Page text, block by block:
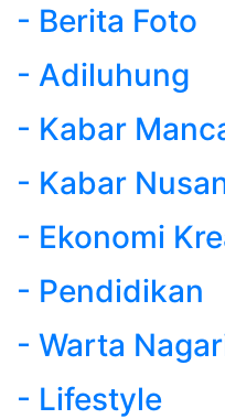
- Berita Foto
- Adiluhung
- Kabar
- Kabar
- Ekonomi
- Pendidikan
- Warta
- Lifestyle